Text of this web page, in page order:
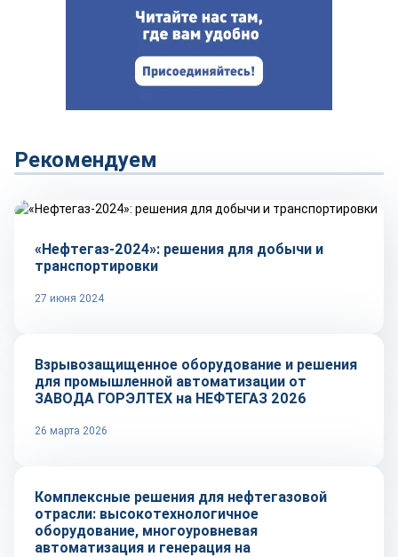
Рекомендуем
«Нефтегаз-2024»: решения для добычи и
транспортировки
27 июня 2024
Репортаж
Взрывозащищенное оборудование и решения
для промышленной автоматизации от
ЗАВОДА ГОРЭЛТЕХ на НЕФТЕГАЗ 2026
26 марта 2026
Рынок
Комплексные решения для нефтегазовой
отрасли: высокотехнологичное
оборудование, многоуровневая
автоматизация и генерация на